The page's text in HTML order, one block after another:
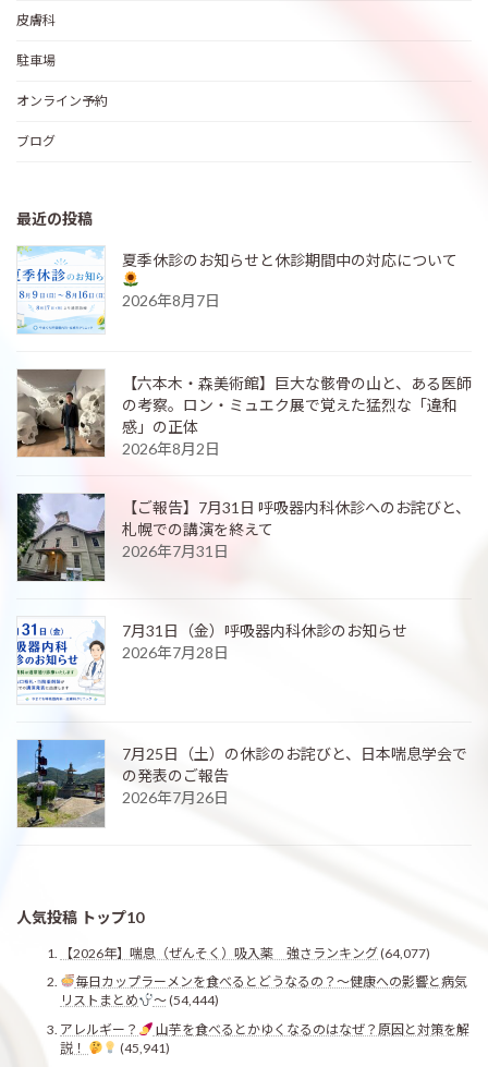
皮膚科
駐車場
オンライン予約
ブログ
最近の投稿
夏季休診のお知らせと休診期間中の対応について
2026年8月7日
【六本木・森美術館】巨大な骸骨の山と、ある医師
の考察。ロン・ミュエク展で覚えた猛烈な「違和
感」の正体
2026年8月2日
【ご報告】7月31日 呼吸器内科休診へのお詫びと、
札幌での講演を終えて
2026年7月31日
7月31日（金）呼吸器内科休診のお知らせ
2026年7月28日
7月25日（土）の休診のお詫びと、日本喘息学会で
の発表のご報告
2026年7月26日
人気投稿 トップ10
【2026年】喘息（ぜんそく）吸入薬 強さランキング(64,077)
毎日カップラーメンを食べるとどうなるの？〜健康への影響と病気
リストまとめ
〜(54,444)
アレルギー？
山芋を食べるとかゆくなるのはなぜ？原因と対策を解
説！
(45,941)